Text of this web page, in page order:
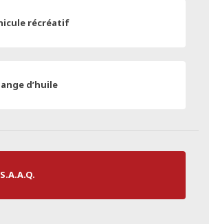
récréatif
d’huile